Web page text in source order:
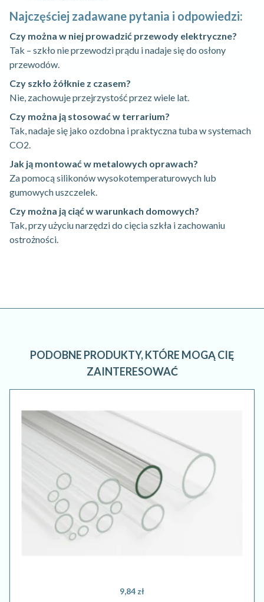
Najczęściej zadawane pytania i odpowiedzi:
Czy można w niej prowadzić przewody elektryczne?
Tak – szkło nie przewodzi prądu i nadaje się do osłony
przewodów.
Czy szkło żółknie z czasem?
Nie, zachowuje przejrzystość przez wiele lat.
Czy można ją stosować w terrarium?
Tak, nadaje się jako ozdobna i praktyczna tuba w systemach
CO2.
Jak ją montować w metalowych oprawach?
Za pomocą silikonów wysokotemperaturowych lub
gumowych uszczelek.
Czy można ją ciąć w warunkach domowych?
Tak, przy użyciu narzędzi do cięcia szkła i zachowaniu
ostrożności.
PODOBNE PRODUKTY, KTÓRE MOGĄ CIĘ
ZAINTERESOWAĆ
9,84 zł